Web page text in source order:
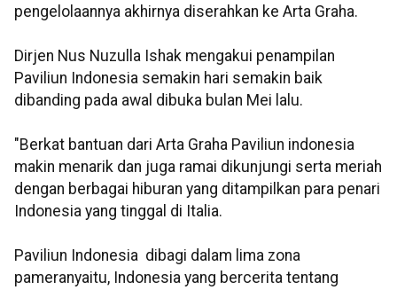
pengelolaannya akhirnya diserahkan ke Arta Graha.
Dirjen Nus Nuzulla Ishak mengakui penampilan
Paviliun Indonesia semakin hari semakin baik
dibanding pada awal dibuka bulan Mei lalu.
"Berkat bantuan dari Arta Graha Paviliun indonesia
makin menarik dan juga ramai dikunjungi serta meriah
dengan berbagai hiburan yang ditampilkan para penari
Indonesia yang tinggal di Italia.
Paviliun Indonesia dibagi dalam lima zona
pameranyaitu, Indonesia yang bercerita tentang